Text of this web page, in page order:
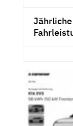
Jährliche